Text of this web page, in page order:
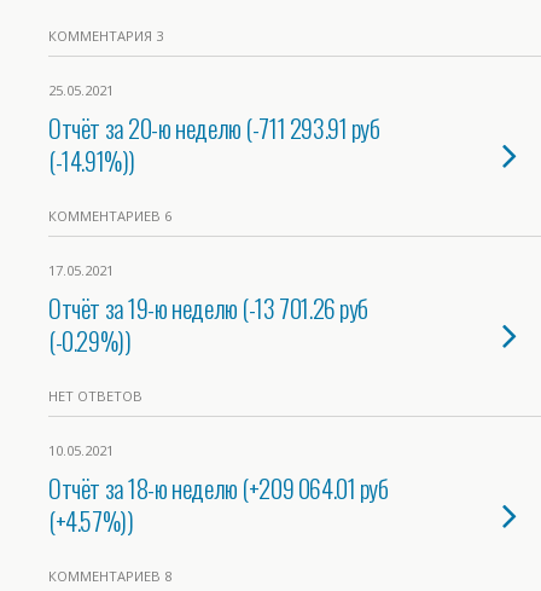
КОММЕНТАРИЯ 3
25.05.2021
Отчёт за 20-ю неделю (-711 293.91 руб
(-14.91%))
КОММЕНТАРИЕВ 6
17.05.2021
Отчёт за 19-ю неделю (-13 701.26 руб
(-0.29%))
НЕТ ОТВЕТОВ
10.05.2021
Отчёт за 18-ю неделю (+209 064.01 руб
(+4.57%))
КОММЕНТАРИЕВ 8